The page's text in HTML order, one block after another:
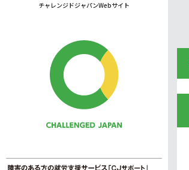
チャレンジドジャパンWebサイト